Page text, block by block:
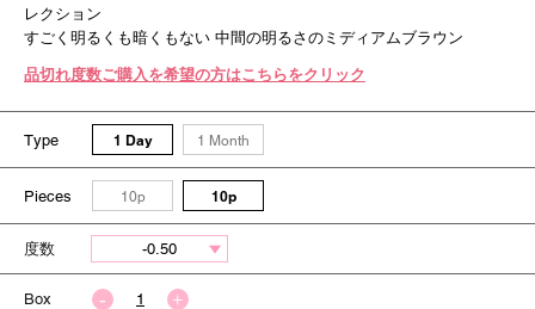
レクション
すごく明るくも暗くもない 中間の明るさのミディアムブラウン
品切れ度数ご購入を希望の方はこちらをクリック
Type 1 Day 1 Month
Pieces 10p 10p
度数
Box